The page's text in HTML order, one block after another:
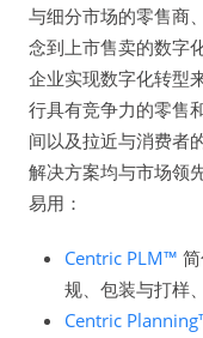
与细分市场的零售商
念到上市售卖的数字
企业实现数字化转型
行具有竞争力的零售
间以及拉近与消费者
解决方案均与市场领
易用：
Centric PLM™
规、包装与打样
Centric